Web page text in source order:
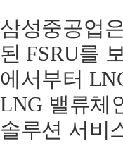
삼성중공업
된 FSRU를
에서부터
LNG 밸류체
솔루션 서비